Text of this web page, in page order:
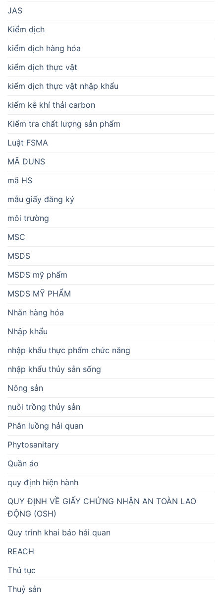
JAS
Kiểm dịch
kiểm dịch hàng hóa
kiểm dịch thực vật
kiểm dịch thực vật nhập khẩu
kiểm kê khí thải carbon
Kiểm tra chất lượng sản phẩm
Luật FSMA
MÃ DUNS
mã HS
mẫu giấy đăng ký
môi trường
MSC
MSDS
MSDS mỹ phẩm
MSDS MỸ PHẨM
Nhãn hàng hóa
Nhập khẩu
nhập khẩu thực phẩm chức năng
nhập khẩu thủy sản sống
Nông sản
nuôi trồng thủy sản
Phân luồng hải quan
Phytosanitary
Quần áo
quy định hiện hành
QUY ĐỊNH VỀ GIẤY CHỨNG NHẬN AN TOÀN LAO
ĐỘNG (OSH)
Quy trình khai báo hải quan
REACH
Thủ tục
Thuỷ sản